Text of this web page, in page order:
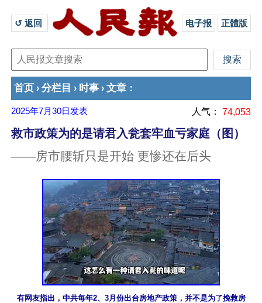
↺ 返回 电子报 正體版
首页 › 分栏目 › 时事 › 文章 ：
2025年7月30日 发表 人气： 74,053
救市政策为的是请君入瓮套牢血亏家庭（图）
——房市腰斩只是开始 更惨还在后头
有网友指出，中共每年2、3月份出台房地产政策，并不是为了挽救房